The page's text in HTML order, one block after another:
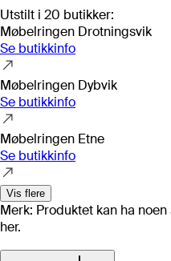
Utstilt i 20 butikker:
Møbelringen Drotningsvik
Se butikkinfo
Møbelringen Dybvik
Se butikkinfo
Møbelringen Etne
Se butikkinfo
Vis flere
Merk: Produktet kan ha
her.